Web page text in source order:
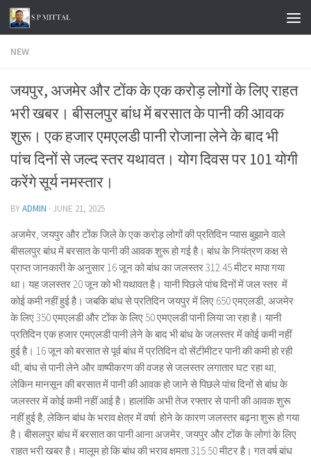
Skip to content
NEW
जयपुर, अजमेर और टोंक के एक करोड़ लोगों के लिए राहत
भरी खबर। बीसलपुर बांध में बरसात के पानी की आवक
शुरू। एक हजार एमएलडी पानी रोजाना लेने के बाद भी
पांच दिनों से जल्द स्तर यथावत। योग दिवस पर 101 योगी
करेंगे सूर्य नमस्तार।
BYADMIN · JUNE 21, 2025
अजमेर, जयपुर और टोंक जिले के एक करोड़ लोगों की प्रतिदिन प्यास बुझाने वाले
बीसलपुर बांध में बरसात के पानी की आवक शुरू हो गई है। बांध के नियंत्रण कक्ष से
प्राप्त जानकारी के अनुसार 16 जून को बांध का जलस्तर 312.45 मीटर मापा गया
था। यह जलस्तर 20 जून को भी यथावत है। यानी पिछले पांच दिनों में जल स्तर में
कोई कमी नहीं हुई है। जबकि बांध से प्रतिदिन जयपुर में लिए 650 एमएलडी, अजमेर
के लिए 350 एमएलडी और टोंक के लिए 50 एमएलडी पानी लिया जा रहा है। यानी
प्रतिदिन एक हजार एमएलडी पानी लेने के बाद भी बांध के जलस्तर में कोई कमी नहीं
हुई है। 16 जून को बरसात से पूर्व बांध में प्रतिदिन दो सेंटीमीटर पानी की कमी हो रही
थी, बांध से पानी लेने और वाष्पीकरण की वजह से जलस्तर लगातार घट रहा था,
लेकिन मानसून की बरसात में पानी की आवक हो जाने से पिछले पांच दिनों से बांध के
जलस्तर में कोई कमी नहीं आई है। हालांकि अभी तेज रफ्तार से पानी की आवक शुरू
नहीं हुई है, लेकिन बांध के भराव क्षेत्र में वर्षा होने के कारण जलस्तर बढ़ना शुरू हो गया
है। बीसलपुर बांध में बरसात का पानी आना अजमेर, जयपुर और टोंक के लोगां के लिए
राहत भरी खबर है। मालूम हो कि बांध की भराव क्षमता 315.50 मीटर है। गत वर्ष बांध